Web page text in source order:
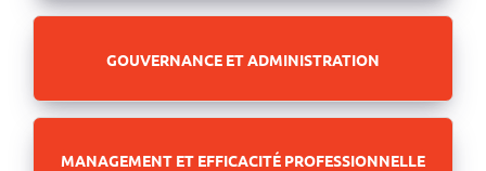
GOUVERNANCE ET ADMINISTRATION
MANAGEMENT ET EFFICACITÉ PROFESSIONNELLE